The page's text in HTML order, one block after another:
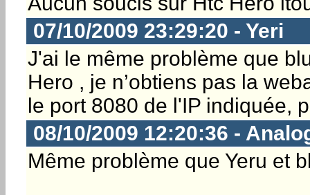
07/10/2009 23:29:20 - Yeri
J'ai le même problème que
Hero , je n’obtiens pas la
le port 8080 de l'IP indiquée,
08/10/2009 12:20:36 -
Même problème que Yeru et